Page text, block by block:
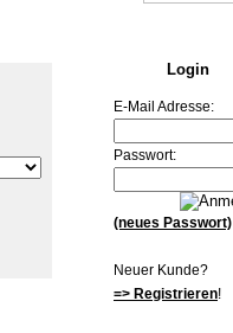
Login
E-Mail Adresse:
Passwort:
(neues Passwort)
Neuer Kunde?
=> Registrieren!